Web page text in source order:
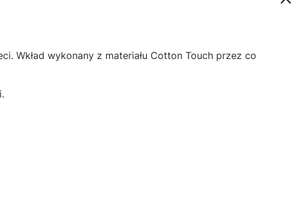
Wkład wykonany z materiału Cotton Touch przez co